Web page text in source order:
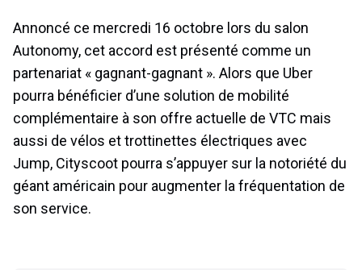
Annoncé ce mercredi 16 octobre lors du salon
Autonomy, cet accord est présenté comme un
partenariat « gagnant-gagnant ». Alors que Uber
pourra bénéficier d’une solution de mobilité
complémentaire à son offre actuelle de VTC mais
aussi de vélos et trottinettes électriques avec
Jump, Cityscoot pourra s’appuyer sur la notoriété du
géant américain pour augmenter la fréquentation de
son service.